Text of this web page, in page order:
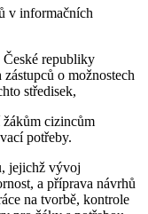
v informačních
republiky
o možnostech
středisek,
cizincům
potřeby.
jejichž vývoj
a příprava návrhů
na tvorbě, kontrole